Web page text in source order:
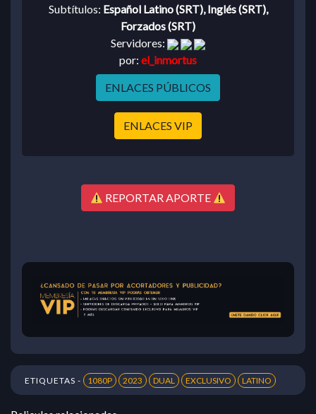
Subtítulos: Español Latino (SRT), Inglés (SRT),
Forzados (SRT)
Servidores:
por: el_inmortus
ENLACES PÚBLICOS
ENLACES VIP
REPORTAR APORTE
ETIQUETAS - 1080P 2023 DUAL EXCLUSIVO LATINO